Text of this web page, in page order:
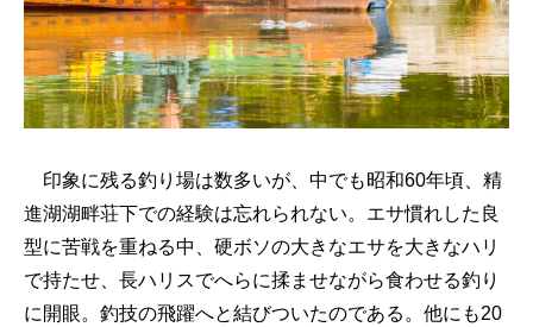
印象に残る釣り場は数多いが、中でも昭和60年頃、精
進湖湖畔荘下での経験は忘れられない。エサ慣れした良
型に苦戦を重ねる中、硬ボソの大きなエサを大きなハリ
で持たせ、長ハリスでへらに揉ませながら食わせる釣り
に開眼。釣技の飛躍へと結びついたのである。他にも20